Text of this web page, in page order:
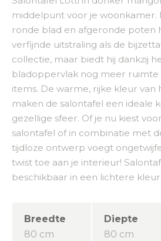
middelpunt voor je woonkamer.
ronde blad en afgeronde poten
verfijnde uitstraling als de
collectie, maar biedt hij dankzij
bladoppervlak nog meer ruimte
items. De warme, rijke kleur
maken de salontafel een ideale
gezellige sfeer. Of je nu kiest
salontafel of in combinatie met
tijdloze ontwerp voegt
twist toe aan je interieur!
beschikbaar in een lichtere kleur.
Breedte
80 cm
Diepte
80 cm